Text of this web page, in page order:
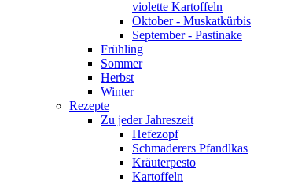
violette Kartoffeln
Oktober - Muskatkürbis
September - Pastinake
Frühling
Sommer
Herbst
Winter
Rezepte
Zu jeder Jahreszeit
Hefezopf
Schmaderers Pfandlkas
Kräuterpesto
Kartoffeln